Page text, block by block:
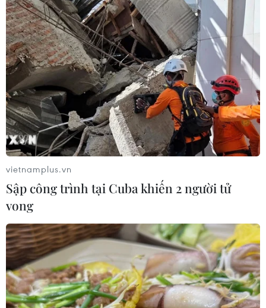
vietnamplus.vn
Sập công trình tại Cuba khiến 2 người tử
vong